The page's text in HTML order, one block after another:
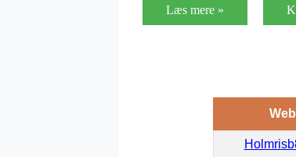
Læs mere »